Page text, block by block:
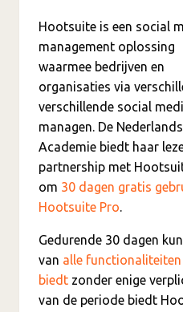
Hootsuite is een social
management oplossing
waarmee bedrijven en
organisaties via
verschillende social
managen. De
Academie biedt haar
partnership met
om 30 dagen gratis
Hootsuite Pro.
Gedurende 30 dagen
van alle
biedt zonder enige
van de periode biedt